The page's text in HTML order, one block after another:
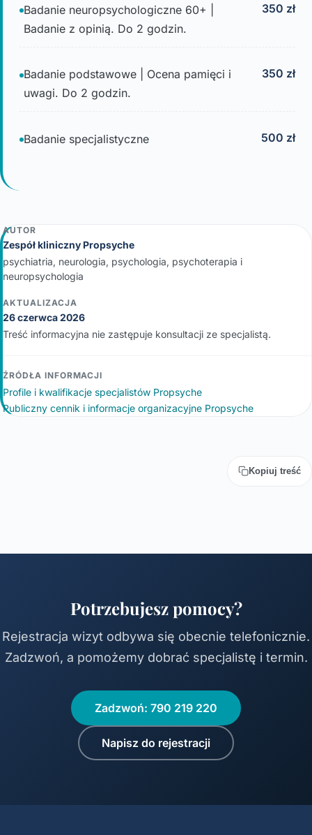
Badanie neuropsychologiczne 60+ |
Badanie z opinią. Do 2 godzin.
350 zł
Badanie podstawowe | Ocena pamięci i
uwagi. Do 2 godzin.
350 zł
Badanie specjalistyczne 500 zł
AUTOR
Zespół kliniczny Propsyche
psychiatria, neurologia, psychologia, psychoterapia i
neuropsychologia
AKTUALIZACJA
26 czerwca 2026
Treść informacyjna nie zastępuje konsultacji ze specjalistą.
ŹRÓDŁA INFORMACJI
Profile i kwalifikacje specjalistów Propsyche
Publiczny cennik i informacje organizacyjne Propsyche
Kopiuj treść
Potrzebujesz pomocy?
Rejestracja wizyt odbywa się obecnie telefonicznie.
Zadzwoń, a pomożemy dobrać specjalistę i termin.
Zadzwoń: 790 219 220
Napisz do rejestracji